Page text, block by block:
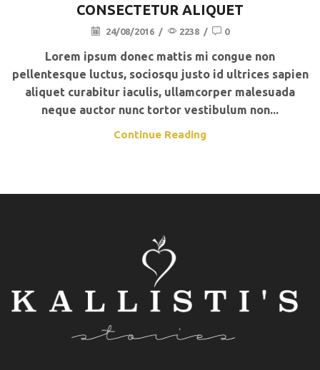
CONSECTETUR ALIQUET
24/08/2016 / 2238 / 0
Lorem ipsum donec mattis mi congue non
pellentesque luctus, sociosqu justo id ultrices sapien
aliquet curabitur iaculis, ullamcorper malesuada
neque auctor nunc tortor vestibulum non...
Continue Reading